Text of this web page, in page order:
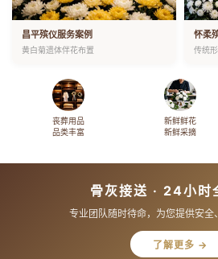
昌平殡仪服务案例
黄白菊遗体伴花布置
怀柔
传统
丧葬用品
品类丰富
新鲜鲜花
新鲜采摘
骨灰接送 · 24小时
专业团队随时待命，为您提供安全
了解更多 →